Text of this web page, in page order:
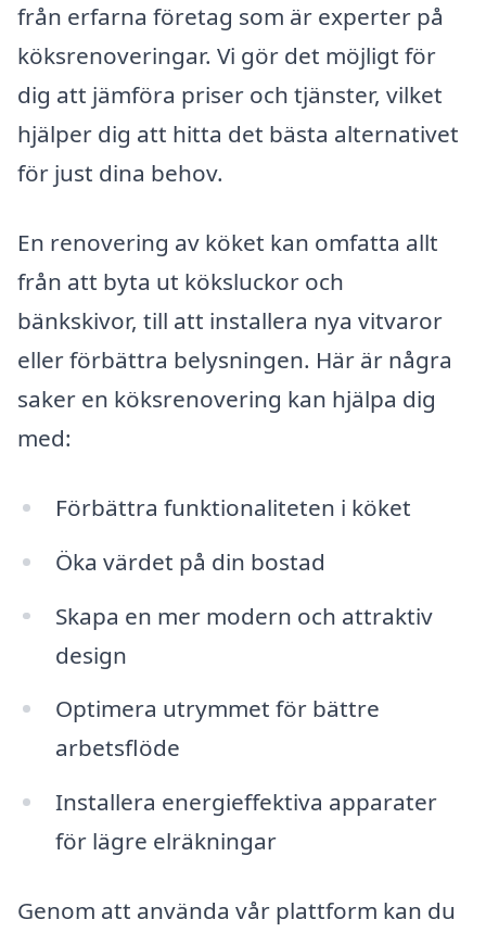
från erfarna företag som är experter på
köksrenoveringar. Vi gör det möjligt för
dig att jämföra priser och tjänster, vilket
hjälper dig att hitta det bästa alternativet
för just dina behov.
En renovering av köket kan omfatta allt
från att byta ut köksluckor och
bänkskivor, till att installera nya vitvaror
eller förbättra belysningen. Här är några
saker en köksrenovering kan hjälpa dig
med:
Förbättra funktionaliteten i köket
Öka värdet på din bostad
Skapa en mer modern och attraktiv
design
Optimera utrymmet för bättre
arbetsflöde
Installera energieffektiva apparater
för lägre elräkningar
Genom att använda vår plattform kan du